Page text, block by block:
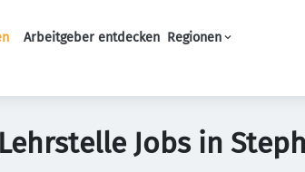
Arbeitgeber entdecken Regionen
Jobs in